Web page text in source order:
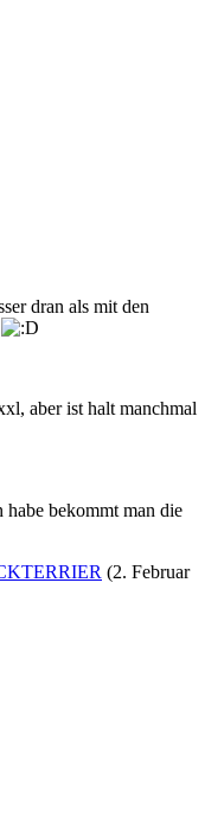
dran als mit den
aber ist halt manchmal
bekommt man die
(2. Februar